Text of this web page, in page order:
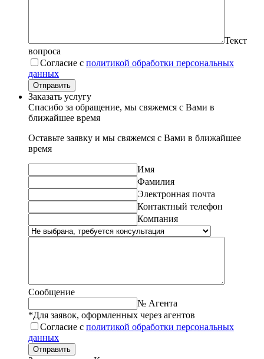
Текст
вопроса
Согласие с политикой обработки персональных
данных
Отправить
Заказать услугу
Спасибо за обращение, мы свяжемся с Вами в
ближайшее время
Оставьте заявку и мы свяжемся с Вами в ближайшее
время
Имя
Фамилия
Электронная почта
Контактный телефон
Компания
Сообщение
№ Агента
*Для заявок, оформленных через агентов
Согласие с политикой обработки персональных
данных
Отправить